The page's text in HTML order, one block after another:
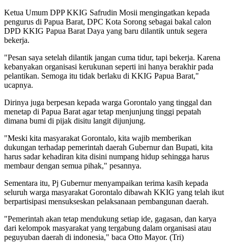
Ketua Umum DPP KKIG Safrudin Mosii mengingatkan kepada
pengurus di Papua Barat, DPC Kota Sorong sebagai bakal calon
DPD KKIG Papua Barat Daya yang baru dilantik untuk segera
bekerja.
"Pesan saya setelah dilantik jangan cuma tidur, tapi bekerja. Karena
kebanyakan organisasi kerukunan seperti ini hanya berakhir pada
pelantikan. Semoga itu tidak berlaku di KKIG Papua Barat,"
ucapnya.
Dirinya juga berpesan kepada warga Gorontalo yang tinggal dan
menetap di Papua Barat agar tetap menjunjung tinggi pepatah
dimana bumi di pijak disitu langit dijunjung.
"Meski kita masyarakat Gorontalo, kita wajib memberikan
dukungan terhadap pemerintah daerah Gubernur dan Bupati, kita
harus sadar kehadiran kita disini numpang hidup sehingga harus
membaur dengan semua pihak," pesannya.
Sementara itu, Pj Gubernur menyampaikan terima kasih kepada
seluruh warga masyarakat Gorontalo dibawah KKIG yang telah ikut
berpartisipasi mensukseskan pelaksanaan pembangunan daerah.
"Pemerintah akan tetap mendukung setiap ide, gagasan, dan karya
dari kelompok masyarakat yang tergabung dalam organisasi atau
peguyuban daerah di indonesia," baca Otto Mayor. (Tri)